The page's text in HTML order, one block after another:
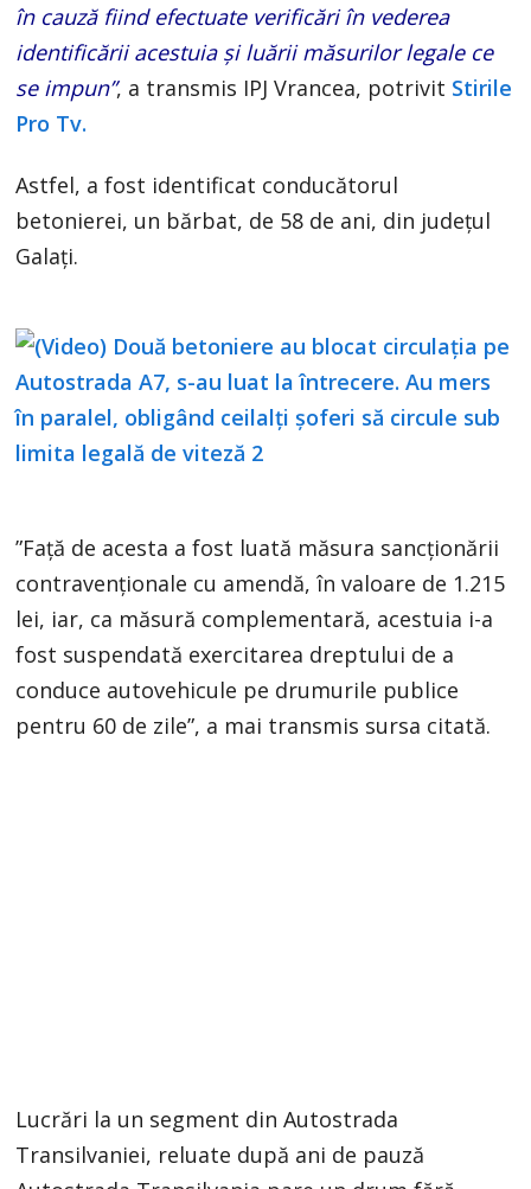
în cauză fiind efectuate verificări în vederea
identificării acestuia şi luării măsurilor legale ce
se impun”, a transmis IPJ Vrancea, potrivit Stirile
Pro Tv.
Astfel, a fost identificat conducătorul
betonierei, un bărbat, de 58 de ani, din judeţul
Galaţi.
”Faţă de acesta a fost luată măsura sancţionării
contravenţionale cu amendă, în valoare de 1.215
lei, iar, ca măsură complementară, acestuia i-a
fost suspendată exercitarea dreptului de a
conduce autovehicule pe drumurile publice
pentru 60 de zile”, a mai transmis sursa citată.
Lucrări la un segment din Autostrada
Transilvaniei, reluate după ani de pauză